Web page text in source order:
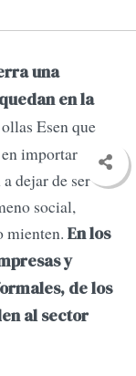
una
en la
Esen que
importar
dejar de ser
social,
mienten. En los
y
de los
al sector